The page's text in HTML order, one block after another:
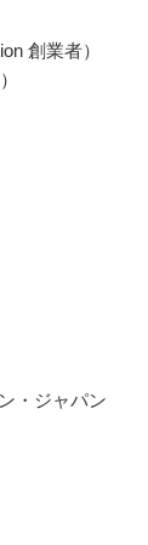
創業者）
・ジャパン